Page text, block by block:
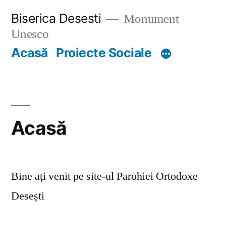
content
Biserica Desesti
Monument
Unesco
Acasă Proiecte Sociale
Acasă
Bine ați venit pe site-ul Parohiei Ortodoxe
Desești